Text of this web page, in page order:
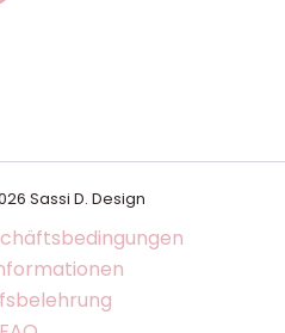
Sassi D. Design